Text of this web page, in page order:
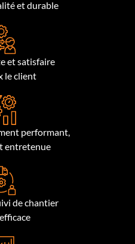
et durable
et satisfaire
le client
performant,
entretenue
de chantier